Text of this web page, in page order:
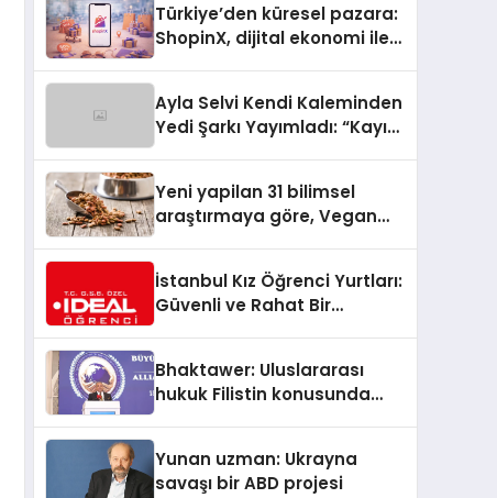
Türkiye’den küresel pazara:
ShopinX, dijital ekonomi ile
Ayla Selvi Kendi Kaleminden
Yedi Şarkı Yayımladı: “Kayıp
Yeni yapilan 31 bilimsel
araştırmaya göre, Vegan
Sindirildiğini Ortaya Koydu
İstanbul Kız Öğrenci Yurtları:
Güvenli ve Rahat Bir
Bhaktawer: Uluslararası
hukuk Filistin konusunda
Yunan uzman: Ukrayna
savaşı bir ABD projesi